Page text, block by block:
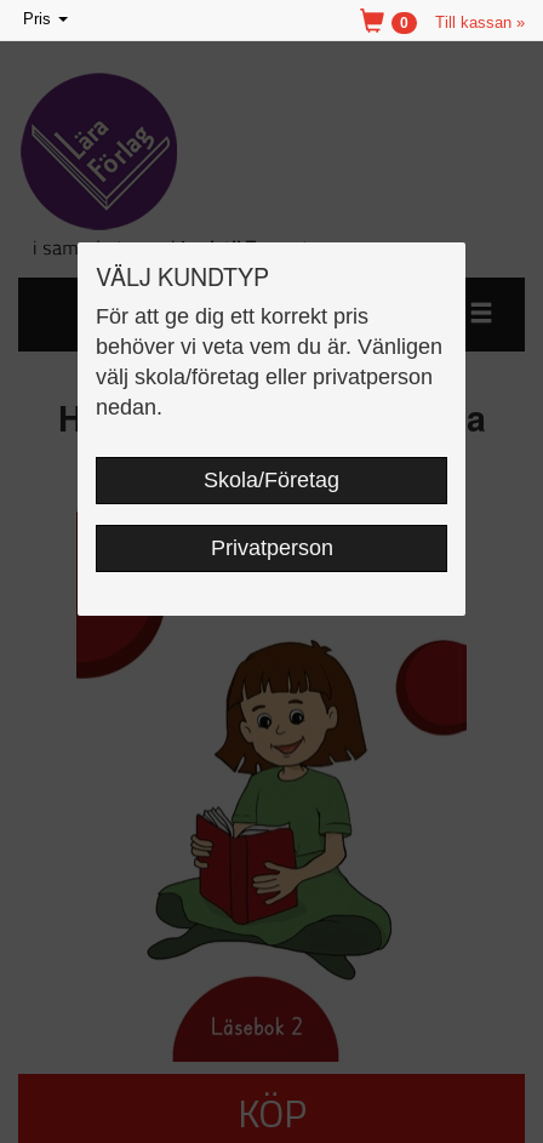
VÄLJ KUNDTYP
För att ge dig ett korrekt pris
behöver vi veta vem du är. Vänligen
välj skola/företag eller privatperson
nedan.
Skola/Företag
Privatperson
Toggle
navigation
Pris Till kassan »
0
Hugo och vännerna 2: Mia
har...
KÖP